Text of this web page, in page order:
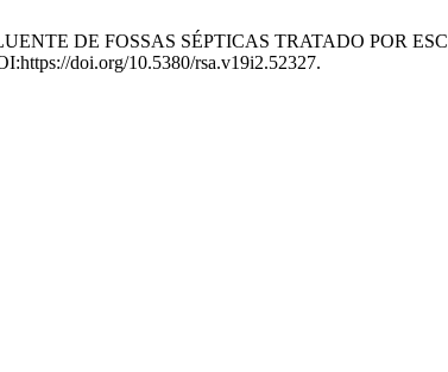
DE FOSSAS SÉPTICAS TRATADO POR
doi.org/10.5380/rsa.v19i2.52327.